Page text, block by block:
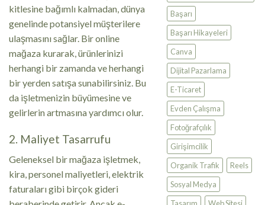
kitlesine bağımlı kalmadan, dünya
genelinde potansiyel müşterilere
ulaşmasını sağlar. Bir online
mağaza kurarak, ürünlerinizi
herhangi bir zamanda ve herhangi
bir yerden satışa sunabilirsiniz. Bu
da işletmenizin büyümesine ve
gelirlerin artmasına yardımcı olur.
2. Maliyet Tasarrufu
Geleneksel bir mağaza işletmek,
kira, personel maliyetleri, elektrik
faturaları gibi birçok gideri
Başarı
Başarı Hikayeleri
Canva
Dijital Pazarlama
E-Ticaret
Evden Çalışma
Fotoğrafçılık
Girişimcilik
Organik Trafik
Reels
Sosyal Medya
Tasarım
Web Sitesi